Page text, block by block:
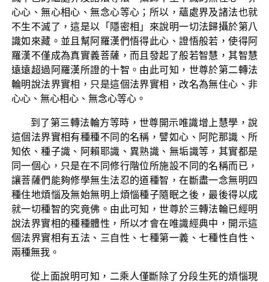
心心、無心相心、無念心等心；所以，蘊處界及諸法也就
不生不滅了，這是以「隱密相」來說明一切法歸攝於第八
識如來藏。並且幫阿羅漢們悟得此心、證悟般若，使得阿
羅漢不僅成為真實義菩薩，而且發起了般若智慧，其智慧
遠遠超過阿羅漢所證的十智。由此可知，世尊於第二轉法
輪明說法界實相，只是這個法界實相，改名為無住心、非
心心、無心相心、無念心等心。
到了第三轉法輪方等時，世尊開示唯識增上慧學，說
這個法界實相有種種不同的名稱，譬如心、阿陀那識、所
知依、種子識、阿賴耶識、異熟識、無垢識等，其實都是
同一個心，只是在不同修行階位所施設不同的名稱而已，
讓菩薩們能夠修學無生法忍的道種智，在斷盡一念無明四
種住地煩惱及無始無明上煩惱種子隨眠之後，最後得以成
就一切種智的究竟佛。由此可知，世尊於三轉法輪已經明
說法界實相的種種體性，所以才會在唯識經典中，開示這
個法界實相有五法、三自性、七種第一義、七種性自性、
兩種無我。
從上面說明可知，二乘人僅斷除了分段生死的煩惱現